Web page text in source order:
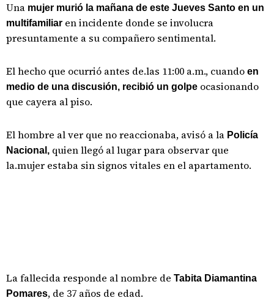
Una mujer murió la mañana de este Jueves Santo en un
multifamiliar en incidente donde se involucra
presuntamente a su compañero sentimental.
El hecho que ocurrió antes de.las 11:00 a.m., cuando en
medio de una discusión, recibió un golpe ocasionando
que cayera al piso.
El hombre al ver que no reaccionaba, avisó a la Policía
Nacional, quien llegó al lugar para observar que
la.mujer estaba sin signos vitales en el apartamento.
La fallecida responde al nombre de Tabita Diamantina
Pomares, de 37 años de edad.